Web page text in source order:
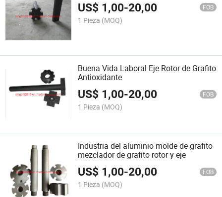
US$ 1,00-20,00 FOB
1 Pieza (MOQ)
Buena Vida Laboral Eje Rotor de Grafito
Antioxidante
US$ 1,00-20,00 FOB
1 Pieza (MOQ)
Industria del aluminio molde de grafito
mezclador de grafito rotor y eje
US$ 1,00-20,00 FOB
1 Pieza (MOQ)